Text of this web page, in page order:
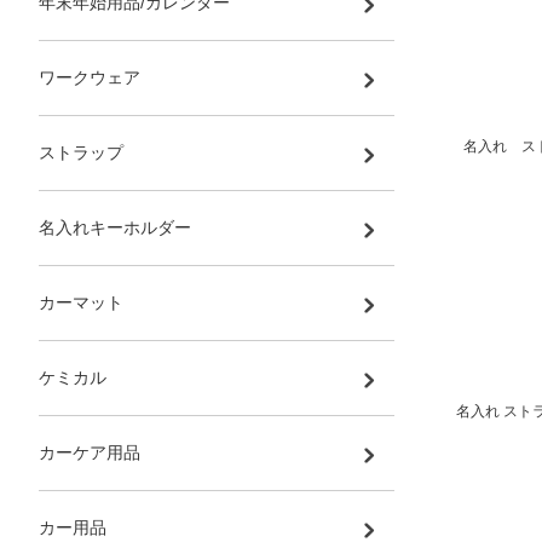
名入れ ス
名入れ スト
ワークウェア
ストラップ
名入れキーホルダー
カーマット
ケミカル
カーケア用品
カー用品